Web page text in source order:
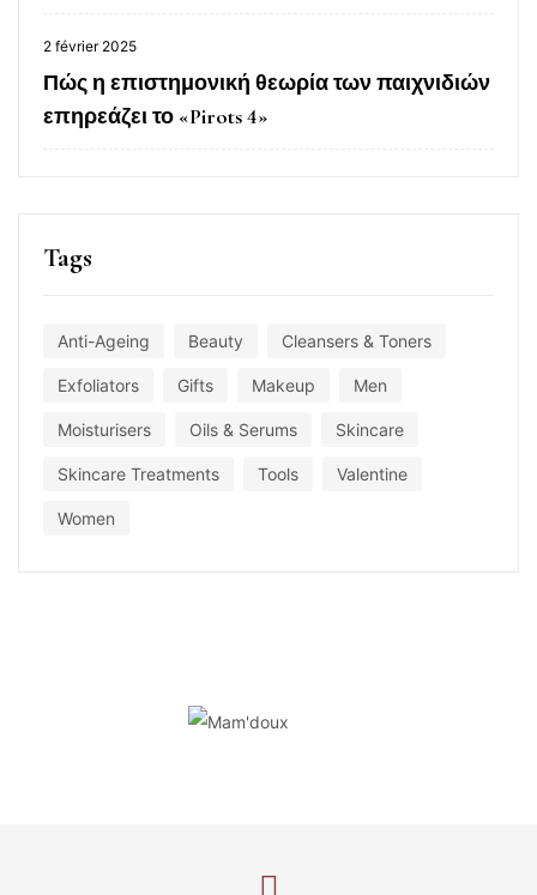
2 février 2025
Πώς η επιστημονική θεωρία των παιχνιδιών
επηρεάζει το «Pirots 4»
Tags
Anti-Ageing Beauty Cleansers & Toners
Exfoliators Gifts Makeup Men
Moisturisers Oils & Serums Skincare
Skincare Treatments Tools Valentine
Women